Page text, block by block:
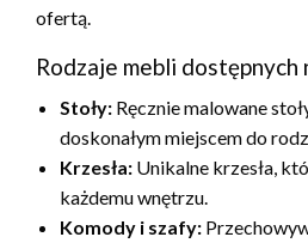
ofertą.
Rodzaje mebli dostępnych
Stoły: Ręcznie malowane
doskonałym miejscem do
Krzesła: Unikalne krzesła,
każdemu wnętrzu.
Komody i szafy: